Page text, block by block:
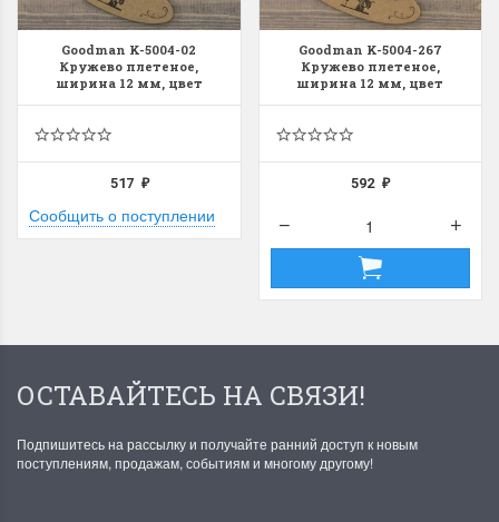
Goodman K-5004-02
Кружево плетеное,
ширина 12 мм, цвет
517 ₽
Сообщить о поступлении
Goodman K-5004-267
Кружево плетеное,
ширина 12 мм, цвет
592₽
ОСТАВАЙТЕСЬ НА СВЯЗИ!
Подпишитесь на рассылку и получайте ранний доступ к новым
поступлениям, продажам, событиям и многому другому!